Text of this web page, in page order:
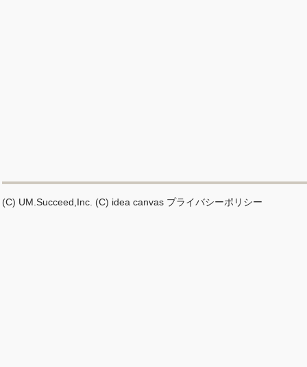
(C) UM.Succeed,Inc. (C) idea canvas プライバシーポリシー